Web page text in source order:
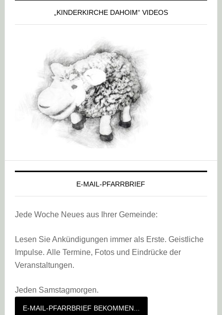
„KINDERKIRCHE DAHOIM“ VIDEOS
E-MAIL-PFARRBRIEF
Jede Woche Neues aus Ihrer Gemeinde:
Lesen Sie Ankündigungen immer als Erste. Geistliche
Impulse. Alle Termine, Fotos und Eindrücke der
Veranstaltungen.
Jeden Samstagmorgen.
E-MAIL-PFARRBRIEF BEKOMMEN...